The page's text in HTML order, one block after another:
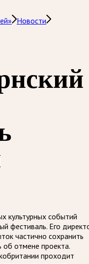
Новости
культурных событий
фестиваль. Его
частично сохранить
об отмене проекта.
проходит